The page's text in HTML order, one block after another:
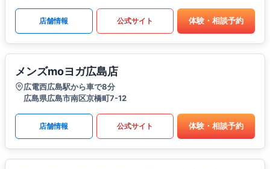
店舗情報 公式サイト 体験・相談予約
メンズmoヨガ広島店
広電西広島駅から車で8分
広島県広島市南区京橋町7-12
店舗情報 公式サイト 体験・相談予約